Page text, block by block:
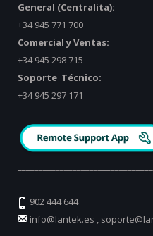
General (Centralita):
+34 945 771 700
Comercial y Ventas:
+34 945 298 715
Soporte Técnico:
+34 945 297 171
902 444 644
info@lantek.es ,